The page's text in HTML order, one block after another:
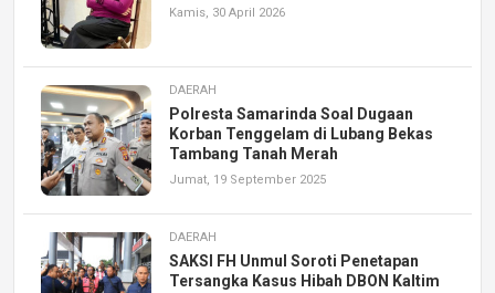
Kamis, 30 April 2026
DAERAH
Polresta Samarinda Soal Dugaan
Korban Tenggelam di Lubang Bekas
Tambang Tanah Merah
Jumat, 19 September 2025
DAERAH
SAKSI FH Unmul Soroti Penetapan
Tersangka Kasus Hibah DBON Kaltim